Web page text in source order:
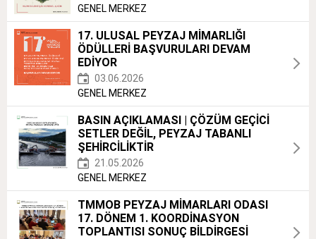
GENEL MERKEZ
17. ULUSAL PEYZAJ MİMARLIĞI
ÖDÜLLERİ BAŞVURULARI DEVAM
EDİYOR
03.06.2026
GENEL MERKEZ
BASIN AÇIKLAMASI | ÇÖZÜM GEÇİCİ
SETLER DEĞİL, PEYZAJ TABANLI
ŞEHİRCİLİKTİR
21.05.2026
GENEL MERKEZ
TMMOB PEYZAJ MİMARLARI ODASI
17. DÖNEM 1. KOORDİNASYON
TOPLANTISI SONUÇ BİLDİRGESİ